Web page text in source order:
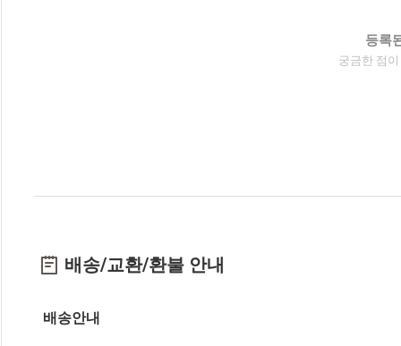
등록
궁금한 점
배송/교환/환불 안내
배송안내